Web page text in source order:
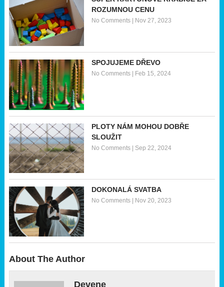
ROZUMNOU CENU
No Comments| Nov 27, 2023
SPOJUJEME DŘEVO
No Comments| Feb 15, 2024
PLOTY NÁM MOHOU DOBŘE
SLOUŽIT
No Comments| Sep 22, 2024
DOKONALÁ SVATBA
No Comments| Nov 20, 2023
About The Author
Devene